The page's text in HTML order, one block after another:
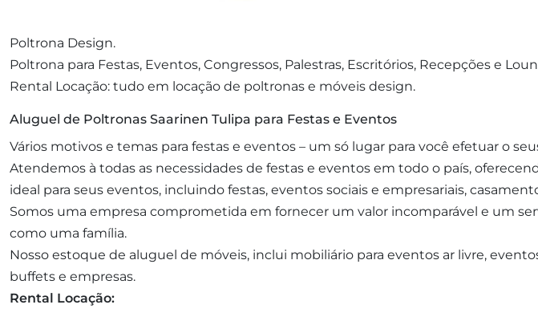
Poltrona Design.
Poltrona para Festas, Eventos, Congressos, Palestras, Escritórios, Recepções e
Rental Locação: tudo em locação de poltronas e móveis design.
Aluguel de Poltronas Saarinen Tulipa para Festas e Eventos
Vários motivos e temas para festas e eventos – um só lugar para você efetuar o
Atendemos à todas as necessidades de festas e eventos em todo o país,
ideal para seus eventos, incluindo festas, eventos sociais e empresariais,
Somos uma empresa comprometida em fornecer um valor incomparável e um
como uma família.
Nosso estoque de aluguel de móveis, inclui mobiliário para eventos ar livre,
buffets e empresas.
Rental Locação: